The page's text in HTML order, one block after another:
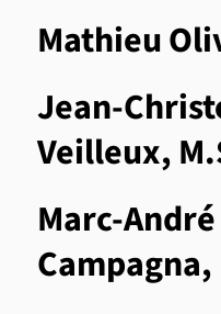
Mathieu
Jean-
Veilleux,
Marc-
Campagna,